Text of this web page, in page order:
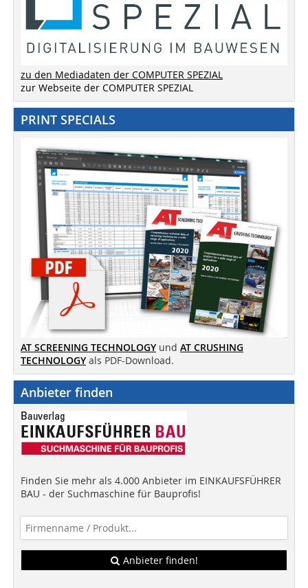
zu den Mediadaten der COMPUTER SPEZIAL
zur Webseite der COMPUTER SPEZIAL
PRINT SPECIALS
AT SCREENING TECHNOLOGY und AT CRUSHING
TECHNOLOGY als PDF-Download.
Anbieter finden
Finden Sie mehr als 4.000 Anbieter im EINKAUFSFÜHRER
BAU - der Suchmaschine für Bauprofis!
Anbieter finden!